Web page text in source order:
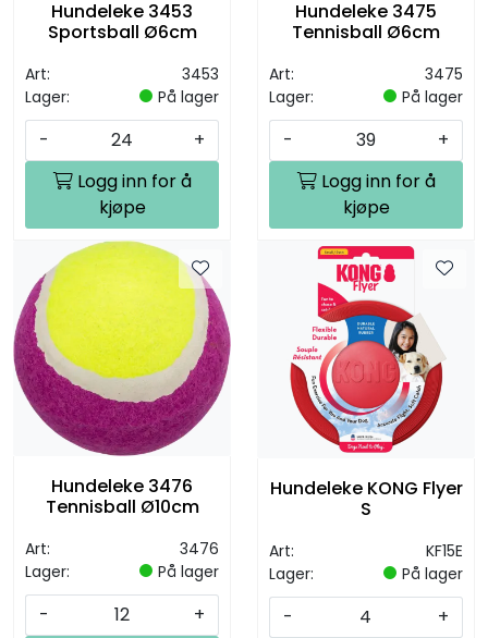
Hundeleke 3453
Sportsball Ø6cm
Art:
3453
Lager:
På lager
-
+
Logg inn for å
kjøpe
Hundeleke 3475
Tennisball Ø6cm
Art:
3475
Lager:
På lager
-
+
Logg inn for å
kjøpe
Hundeleke 3476
Tennisball Ø10cm
Art:
3476
Lager:
På lager
-
+
Hundeleke KONG Flyer
S
Art:
KF15E
Lager:
På lager
-
+